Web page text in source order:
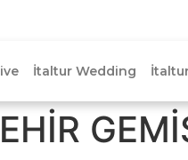
İtaltur Wedding